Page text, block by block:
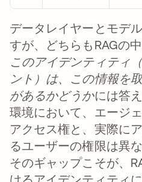
データレイヤーとモデ
すが、どちらもRAGの
このアイデンティティ
ント）は、この情報を
があるかどうかには答
環境において、エージ
アクセス権と、実際に
るユーザーの権限は異
そのギャップこそが、